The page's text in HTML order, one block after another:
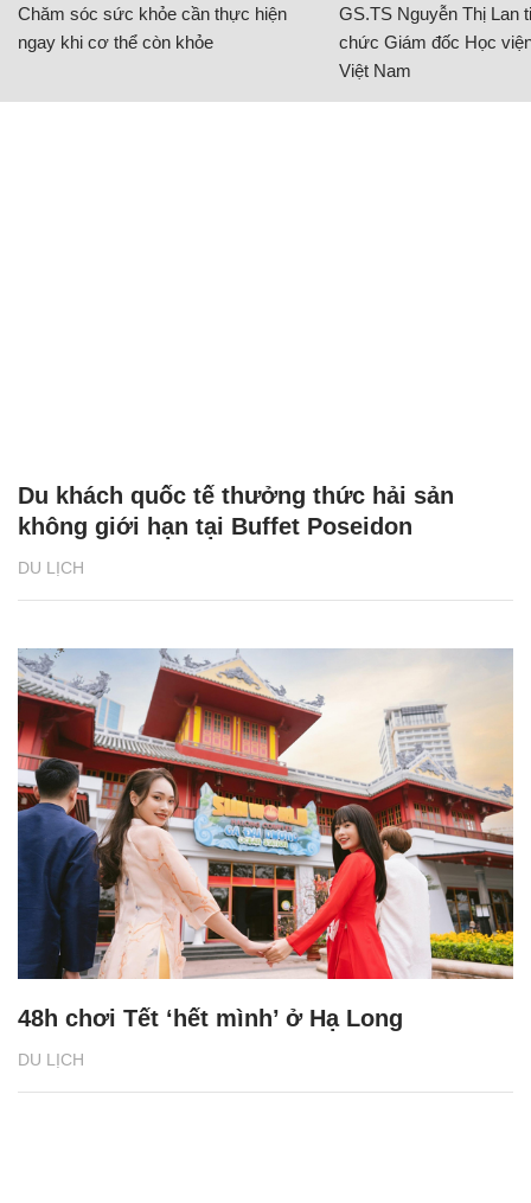
Chăm sóc sức khỏe cần thực hiện
ngay khi cơ thể còn khỏe
GS.TS Nguyễn Thị Lan
chức Giám đốc Học
Việt Nam
DU LỊCH
Du khách quốc tế thưởng thức hải sản
không giới hạn tại Buffet Poseidon
DU LỊCH
48h chơi Tết ‘hết mình’ ở Hạ Long